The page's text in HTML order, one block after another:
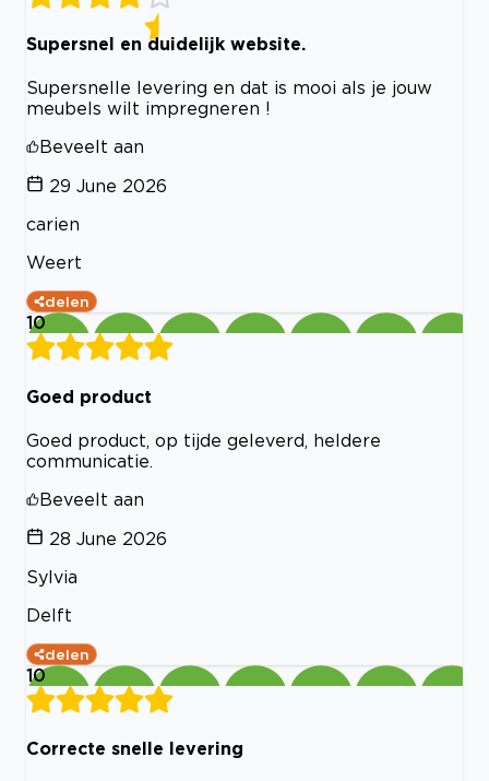
Supersnel en duidelijk website.
Supersnelle levering en dat is mooi als je jouw
meubels wilt impregneren !
Beveelt aan
29 June 2026
carien
Weert
delen
10
Goed product
Goed product, op tijde geleverd, heldere
communicatie.
Beveelt aan
28 June 2026
Sylvia
Delft
delen
10
Correcte snelle levering